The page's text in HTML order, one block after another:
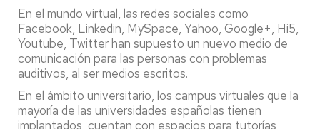
En el mundo virtual, las redes sociales como
Facebook, Linkedin, MySpace, Yahoo, Google+, Hi5,
Youtube, Twitter han supuesto un nuevo medio de
comunicación para las personas con problemas
auditivos, al ser medios escritos.
En el ámbito universitario, los campus virtuales que la
mayoría de las universidades españolas tienen
implantados, cuentan con espacios para tutorías